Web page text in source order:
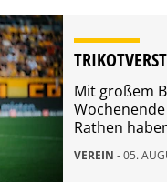
Mit großem
Rathen
kann. Die
VEREIN- 05.